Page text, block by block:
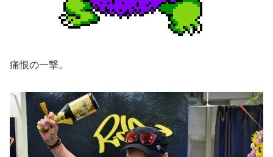
痛恨の一撃。